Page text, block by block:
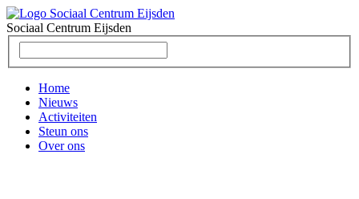
Sociaal Centrum Eijsden
Home
Nieuws
Activiteiten
Steun ons
Over ons